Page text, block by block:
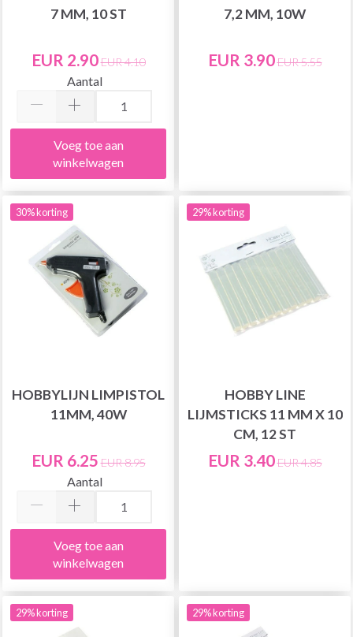
7 MM, 10 ST
EUR 2.90EUR 4.10
Aantal
Voeg toe aan
winkelwagen
7,2 MM, 10W
EUR 3.90EUR 5.55
30% korting
HOBBYLIJN LIMPISTOL
11MM, 40W
EUR 6.25 EUR 8.95
Aantal
Voeg toe aan
winkelwagen
29% korting
HOBBY LINE
LIJMSTICKS 11 MM X 10
CM, 12 ST
EUR 3.40EUR 4.85
29% korting 29% korting